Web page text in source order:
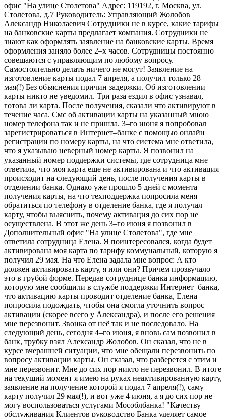
офис "На улице Столетова" Адрес: 119192, г. Москва, ул.
Столетова, д.7 Руководитель: Управляющий Жолобов
Александр Николаевич Сотрудники не в курсе, какие тарифы
на банковские карты предлагает компания. Сотрудники не
знают как оформлять заявление на банковские карты. Время
оформления заняло более 2–х часов. Сотрудницы постоянно
совещаются с управляющим по любому вопросу.
Самостоятельно делать ничего не могут! Заявление на
изготовление карты подал 7 апреля, а получил только 28
мая(!) Без объяснения причин задержки. Об изготовлении
карты никто не уведомил. Три раза ездил в офис узнавал,
готова ли карта. После получения, сказали что активируют в
течение часа. Смс об активации карты на указанный мною
номер телефона так и не пришла. 3–го июня я попробовал
зарегистрироваться в Интернет–банке с помощью онлайн
регистрации по номеру карты, на что система мне ответила,
что я указываю неверный номер карты. Я позвонил на
указанный номер поддержки системы, где сотрудница мне
ответила, что моя карта еще не активирована и что активация
происходит на следующий день, после получения карты в
отделении банка. Однако уже прошло 5 дней с момента
получения карты, на что техподдержка попросила меня
обратиться по телефону в отделение банка, где я получал
карту, чтобы выяснить, почему активация до сих пор не
осуществлена. В этот же день 3–го июня я позвонил в
Дополнительный офис "На улице Столетова", где мне
ответила сотрудница Елена. Я поинтересовался, когда будет
активирована моя карта по тарифу коммунальный, которую я
получил 29 мая. На что Елена задала мне вопрос: А кто
должен активировать карту, я или они? Причем прозвучало
это в грубой форме. Передав сотруднице банка информацию,
которую мне сообщили в службе поддержки Интернет–банка,
что активацию карты проводит отделение банка, Елена
попросила подождать, чтобы она смогла уточнить вопрос
активации (скорее всего у Александра), и после его решения
мне перезвонит. Звонка от неё так и не последовало. На
следующий день, сегодня 4–го июня, я вновь сам позвонил в
банк, трубку взял Александр Жолобов. Он сказал, что не в
курсе вчерашней ситуации, что мне обещали перезвонить по
вопросу активации карты. Он сказал, что разберется с этим и
мне перезвонит. Мне до сих пор никто не перезвонил. В итоге
на текущий момент я имею на руках неактивированную карту,
заявление на получение которой я подал 7 апреля(!), саму
карту получил 29 мая(!), и вот уже 4 июня, а я до сих пор не
могу воспользоваться услугами Мособлбанка! "Качеству
обслуживания Клиентов руководство Банка уделяет самое